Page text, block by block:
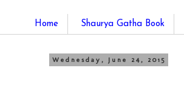
Home Shaurya Gatha Book
Wednesday, June 24, 2015